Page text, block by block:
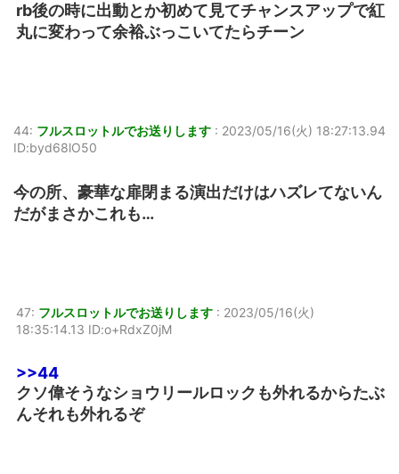
rb後の時に出動とか初めて見てチャンスアップで紅
丸に変わって余裕ぶっこいてたらチーン
44: フルスロットルでお送りします : 2023/05/16(火) 18:27:13.94
ID:byd68lO50
今の所、豪華な扉閉まる演出だけはハズレてないん
だがまさかこれも…
47: フルスロットルでお送りします : 2023/05/16(火)
18:35:14.13 ID:o+RdxZ0jM
>>44
クソ偉そうなショウリールロックも外れるからたぶ
んそれも外れるぞ